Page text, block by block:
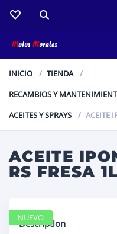
INICIO
TIENDA
RECAMBIOS Y
ACEITES Y SPRAYS
ACEITE
ACEITE
RS FRESA 1L
Description
NUEVO